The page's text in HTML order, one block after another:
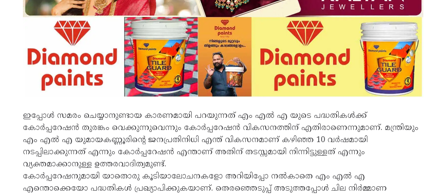
ഇപ്പോള്‍ സമരം ചെയ്യാനുണ്ടായ കാരണമായി പറയുന്നത് എം എല്‍ എ യുടെ പദ്ധതികള്‍ക്ക്
കോര്‍പ്പറേഷന്‍ തുരങ്കം വെക്കുന്നുവെന്നും കോര്‍പ്പറേഷന്‍ വികസനത്തിന് എതിരാണെന്നുമാണ്. മന്ത്രിയും
എം എല്‍ എ യുമായകണ്ണൂരിന്‍റെ ജനപ്രതിനിധി എന്ത് വികസനമാണ് കഴിഞ്ഞ 10 വര്‍ഷമായി
നടപ്പിലാക്കുന്നത് എന്നും കോര്‍പ്പറേഷന്‍ എന്താണ് അതിന് തടസ്സമായി നിന്നിട്ടുള്ളത് എന്നും
വ്യക്തമാക്കാനുള്ള ഉത്തരവാദിത്വമുണ്ട്.
കോര്‍പ്പറേഷനുമായി യാതൊരു കൂടിയാലോചനകളോ അറിയിപ്പോ നല്‍കാതെ എം എല്‍ എ
എന്തൊക്കെയോ പദ്ധതികള്‍ പ്രഖ്യാപിക്കുകയാണ്. തെരഞ്ഞെടുപ്പ് അടുത്തപ്പോള്‍ ചില നിര്‍മ്മാണ